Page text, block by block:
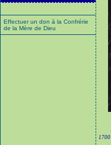
Effectuer un don à la Confrérie
de la Mère de Dieu
1700